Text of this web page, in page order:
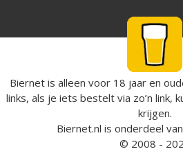
Biernet is alleen voor 18 jaar en
links, als je iets bestelt via zo’n link,
krijgen.
Biernet.nl is onderdeel van
© 2008 -